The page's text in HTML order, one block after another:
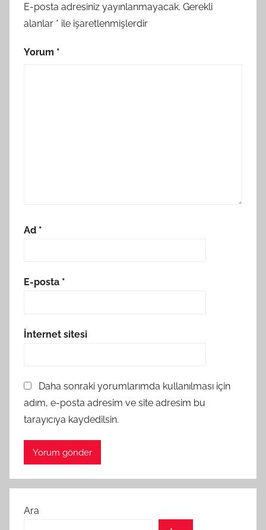
E-posta adresiniz yayınlanmayacak. Gerekli
alanlar * ile işaretlenmişlerdir
Yorum *
Ad *
E-posta *
İnternet sitesi
Daha sonraki yorumlarımda kullanılması için
adım, e-posta adresim ve site adresim bu
tarayıcıya kaydedilsin.
Ara